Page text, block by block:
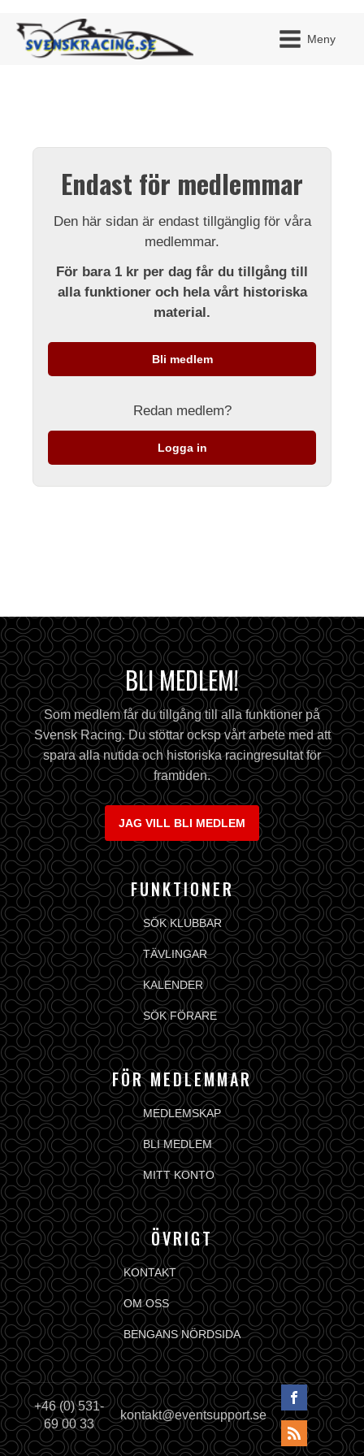
Meny
Endast för medlemmar
Den här sidan är endast tillgänglig för våra
medlemmar.
För bara 1 kr per dag får du tillgång till
alla funktioner och hela vårt historiska
material.
Bli medlem
Redan medlem?
Logga in
BLI MEDLEM!
Som medlem får du tillgång till alla funktioner på
Svensk Racing. Du stöttar ocksp vårt arbete med att
spara alla nutida och historiska racingresultat för
framtiden.
JAG VILL BLI MEDLEM
FUNKTIONER
SÖK KLUBBAR
TÄVLINGAR
KALENDER
SÖK FÖRARE
FÖR MEDLEMMAR
MEDLEMSKAP
BLI MEDLEM
MITT KONTO
ÖVRIGT
KONTAKT
OM OSS
BENGANS NÖRDSIDA
+46 (0) 531-
69 00 33
kontakt@eventsupport.se